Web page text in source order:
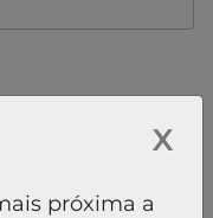
X
próxima a